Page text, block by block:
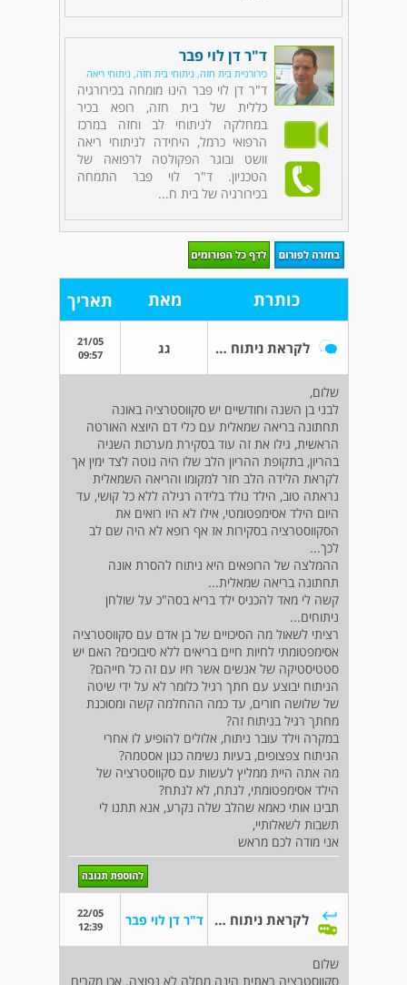
ד"ר דן לוי פבר
כירורגיית בית חזה, ניתוחי בית חזה, ניתוחי ריאה
ד"ר דן לוי פבר הינו מומחה בכירורגיה
כללית של בית חזה, רופא בכיר
במחלקה לניתוחי לב וחזה במרכז
הרפואי כרמל, היחידה לניתוחי ריאה
וושט ובוגר הפקולטה לרפואה של
הטכניון. ד"ר לוי פבר התמחה
בכירורגיה של בית ח...
כותרת מאת תאריך
לקראת ניתוח להסרת אונה עקב סיקווסטרציה גג
21/05
09:57
שלום,
לבני בן השנה וחודשיים יש סקווסטרציה באונה
תחתונה בריאה שמאלית עם כלי דם היוצא האורטה
הראשית, גילו את זה עוד בסקירת מערכות השניה
בהריון, בתקופת ההריון הלב שלו היה נוטה לצד ימין אך
לקראת הלידה הלב חזר למקומו והריאה השמאלית
נראתה טוב, הילד נולד בלידה רגילה ללא כל קושי, עד
היום הילד אסימפטומטי, אילו לא היו רואים את
הסקווסטרציה בסקירות אז אף רופא לא היה שם לב
לכך...
ההמלצה של הרופאים היא ניתוח להסרת אונה
תחתונה בריאה שמאלית...
קשה לי מאד להכניס ילד בריא בסה"כ על שולחן
ניתוחים...
רציתי לשאול מה הסיכויים של בן אדם עם סקווסטרציה
אסימפטומתי לחיות חיים בריאים ללא סיבוכים? האם יש
סטטיסטיקה של אנשים אשר חיו עם זה כל חייהם?
הניתוח יבוצע עם חתך רגיל כלומר לא על ידי שיטה
של שלושה חורים, עד כמה ההחלמה קשה ומסוכנת
מחתך רגיל בניתוח זה?
במקרה וילד עובר ניתוח, אלולים להופיע לו אחרי
הניתוח צפצופים, בעיות נשימה כגון אסטמה?
מה אתה היית ממליץ לעשות עם סקווסטרציה של
הילד אסימפטומתי, לנתח, לא לנתח?
תבינו אותי כאמא שהלב שלה נקרע, אנא תתנו לי
תשבות לשאלותיי,
אני מודה לכם מראש
לקראת ניתוח להסרת אונה עקב סיקווסטרציה ד"ר דן לוי פבר
22/05
12:39
שלום
סקווסטרציה ראתית הינה מחלה לא נפוצה. אכן מקרים